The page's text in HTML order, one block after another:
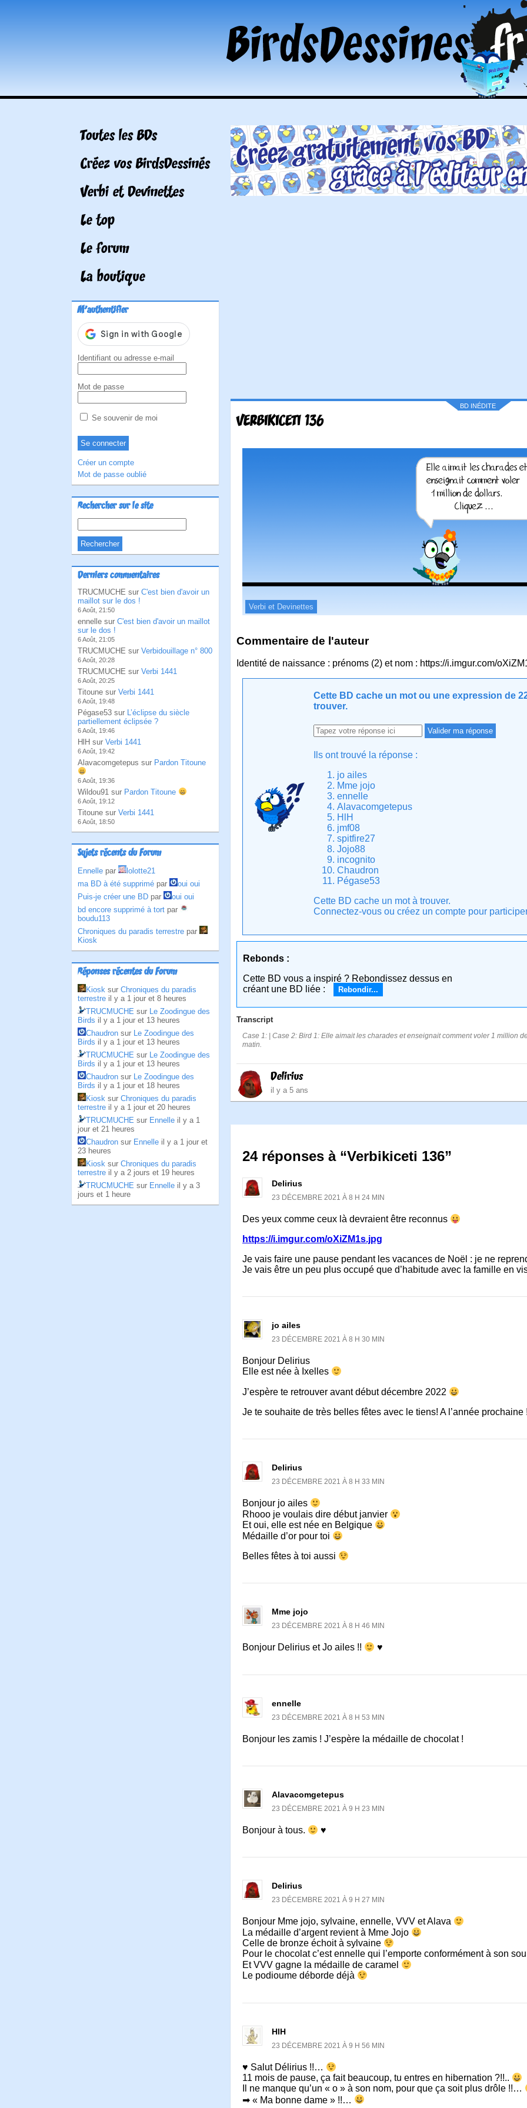
Toutes les BDs
Créez vos BirdsDessinés
Verbi et Devinettes
Le top
Le forum
La boutique
M'authentifier
Identifiant ou adresse e-mail
Mot de passe
Se souvenir de moi
Créer un compte
Mot de passe oublié
Rechercher sur le site
Derniers commentaires
TRUCMUCHE sur C'est bien d'avoir un
maillot sur le dos !
6 Août, 21:50
ennelle sur C'est bien d'avoir un maillot
sur le dos !
6 Août, 21:05
TRUCMUCHE sur Verbidouillage n° 800
6 Août, 20:28
TRUCMUCHE sur Verbi 1441
6 Août, 20:25
Titoune sur Verbi 1441
6 Août, 19:48
Pégase53 sur L’éclipse du siècle
partiellement éclipsée ?
6 Août, 19:46
HlH sur Verbi 1441
6 Août, 19:42
Alavacomgetepus sur Pardon Titoune
6 Août, 19:36
Wildou91 sur Pardon Titoune
6 Août, 19:12
Titoune sur Verbi 1441
6 Août, 18:50
Sujets récents du Forum
Ennelle par
lolotte21
ma BD à été supprimé par
oui oui
Puis-je créer une BD par
oui oui
bd encore supprimé à tort par
boudu113
Chroniques du paradis terrestre par
Kiosk
Réponses récentes du Forum
Kiosk sur Chroniques du paradis
terrestre il y a 1 jour et 8 heures
TRUCMUCHE sur Le Zoodingue des
Birds il y a 1 jour et 13 heures
Chaudron sur Le Zoodingue des
Birds il y a 1 jour et 13 heures
TRUCMUCHE sur Le Zoodingue des
Birds il y a 1 jour et 13 heures
Chaudron sur Le Zoodingue des
Birds il y a 1 jour et 18 heures
Kiosk sur Chroniques du paradis
terrestre il y a 1 jour et 20 heures
TRUCMUCHE sur Ennelle il y a 1
jour et 21 heures
Chaudron sur Ennelle il y a 1 jour et
23 heures
Kiosk sur Chroniques du paradis
terrestre il y a 2 jours et 19 heures
TRUCMUCHE sur Ennelle il y a 3
jours et 1 heure
BD INÉDITE
VERBIKICETI 136
Verbi et Devinettes
Commentaire de l'auteur
Identité de naissance : prénoms (2) et nom : https://i.imgur.com/
Cette BD cache un mot ou une expression de
trouver.
Ils ont trouvé la réponse :
jo ailes
Mme jojo
ennelle
Alavacomgetepus
HlH
jmf08
spitfire27
Jojo88
incognito
Chaudron
Pégase53
Cette BD cache un mot à trouver.
Connectez-vous ou créez un compte pour
Rebonds :
Cette BD vous a inspiré ? Rebondissez dessus en
créant une BD liée :
Rebondir...
Transcript
Case 1: | Case 2: Bird 1: Elle aimait les charades et enseignait comment voler 1 million
matin.
Delirius
il y a 5 ans
24 réponses à “Verbikiceti 136”
Delirius
23 DÉCEMBRE 2021 À 8 H 24 MIN
Des yeux comme ceux là devraient être reconnus
https://i.imgur.com/oXiZM1s.jpg
Je vais faire une pause pendant les vacances de Noël : je ne
Je vais être un peu plus occupé que d’habitude avec la famille en
jo ailes
23 DÉCEMBRE 2021 À 8 H 30 MIN
Bonjour Delirius
Elle est née à Ixelles
J’espère te retrouver avant début décembre 2022
Je te souhaite de très belles fêtes avec le tiens! A l’année prochaine
Delirius
23 DÉCEMBRE 2021 À 8 H 33 MIN
Bonjour jo ailes
Rhooo je voulais dire début janvier
Et oui, elle est née en Belgique
Médaille d’or pour toi
Belles fêtes à toi aussi
Mme jojo
23 DÉCEMBRE 2021 À 8 H 46 MIN
Bonjour Delirius et Jo ailes !! ♥
ennelle
23 DÉCEMBRE 2021 À 8 H 53 MIN
Bonjour les zamis ! J’espère la médaille de chocolat !
Alavacomgetepus
23 DÉCEMBRE 2021 À 9 H 23 MIN
Bonjour à tous. ♥
Delirius
23 DÉCEMBRE 2021 À 9 H 27 MIN
Bonjour Mme jojo, sylvaine, ennelle, VVV et Alava
La médaille d’argent revient à Mme Jojo
Celle de bronze échoit à sylvaine
Pour le chocolat c’est ennelle qui l’emporte conformément à son
Et VVV gagne la médaille de caramel
Le podioume déborde déjà
HlH
23 DÉCEMBRE 2021 À 9 H 56 MIN
♥ Salut Délirius !!…
11 mois de pause, ça fait beaucoup, tu entres en hibernation ?!!..
Il ne manque qu’un « o » à son nom, pour que ça soit plus drôle !!…
➡ « Ma bonne dame » !!…